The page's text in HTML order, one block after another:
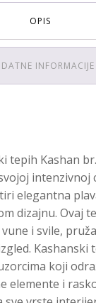
OPIS
INFORMACIJE
tepih Kashan
intenzivnoj
elegantna
dizajnu. Ovaj
i svile,
Kashanski
koji
elemente i